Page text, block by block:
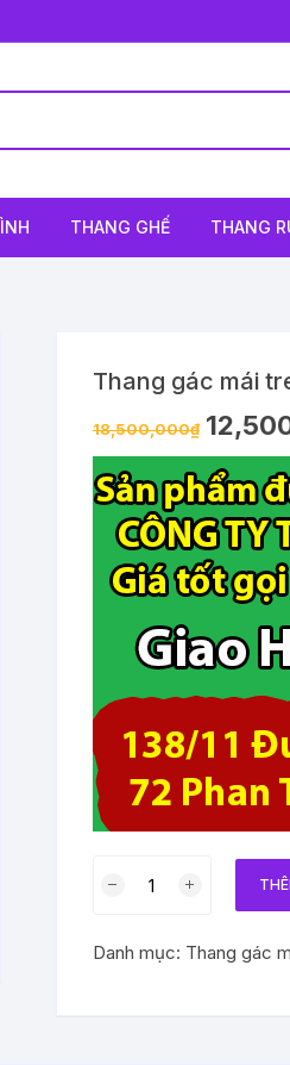
THANG GHẾ THANG
Thang gác mái
18,500,000₫
treo
Danh mục: Thang gác